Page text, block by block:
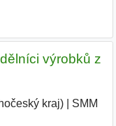
výrobků z
kraj)|
SMM